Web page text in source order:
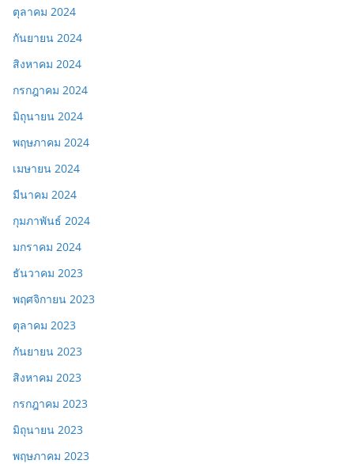
ตุลาคม 2024
กันยายน 2024
สิงหาคม 2024
กรกฎาคม 2024
มิถุนายน 2024
พฤษภาคม 2024
เมษายน 2024
มีนาคม 2024
กุมภาพันธ์ 2024
มกราคม 2024
ธันวาคม 2023
พฤศจิกายน 2023
ตุลาคม 2023
กันยายน 2023
สิงหาคม 2023
กรกฎาคม 2023
มิถุนายน 2023
พฤษภาคม 2023